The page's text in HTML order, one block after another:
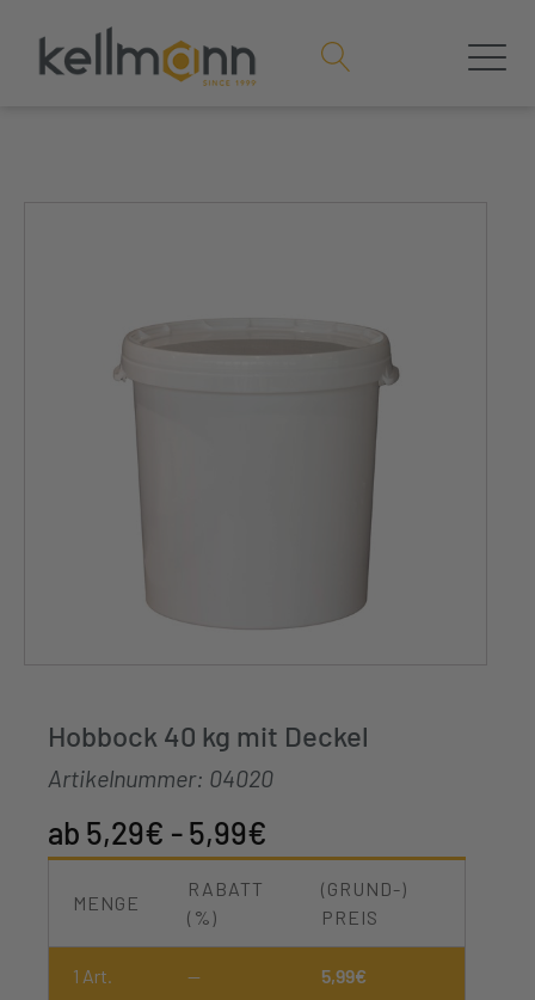
Hobbock 40 kg mit Deckel
Artikelnummer: 04020
5,29€ -5,99€
MENGE
RABATT
(%)
(GRUND-)
PREIS
1 Art. — 5,99€